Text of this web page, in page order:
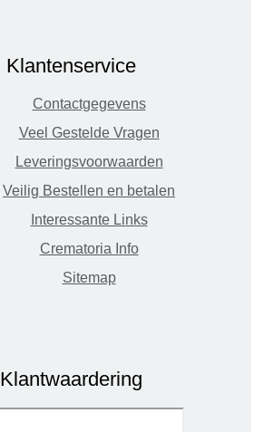
Klantenservice
Contactgegevens
Veel Gestelde Vragen
Leveringsvoorwaarden
Veilig Bestellen en betalen
Interessante Links
Crematoria Info
Sitemap
Klantwaardering